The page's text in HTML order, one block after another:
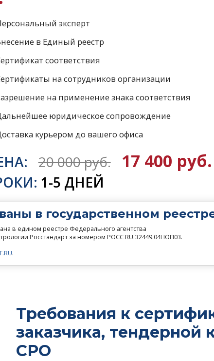
эксперт
в Единый реестр
соответствия
на сотрудников организации
на применение знака соответствия
юридическое сопровождение
курьером до вашего офиса
20 000 руб. 17 400 руб.
1-5 ДНЕЙ
в государственном
в едином реестре Федерального агентства
Росстандарт за номером РОСС RU.З2449.04НОП03.
.
Требования к
заказчика, тендерной
СРО